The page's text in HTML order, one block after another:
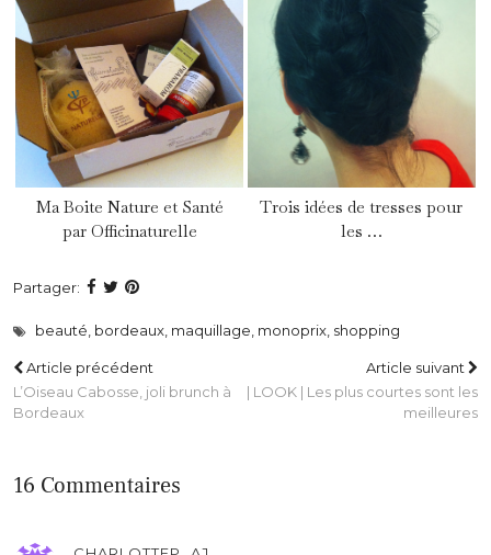
Ma Boite Nature et Santé
par Officinaturelle
Trois idées de tresses pour
les …
Partager:
beauté bordeaux maquillage monoprix shopping
Article précédent
L’Oiseau Cabosse, joli brunch à
Bordeaux
Article suivant
| LOOK | Les plus courtes sont les
meilleures
16 Commentaires